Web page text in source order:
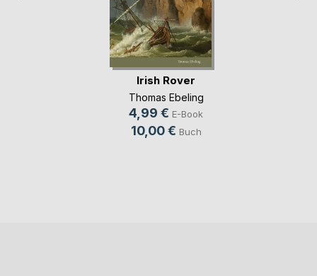
Irish Rover
Thomas Ebeling
4,99 € E-Book
10,00 € Buch